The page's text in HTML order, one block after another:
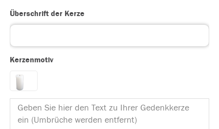
Überschrift der Kerze
Kerzenmotiv